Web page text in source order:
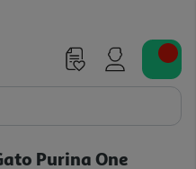
Purina One